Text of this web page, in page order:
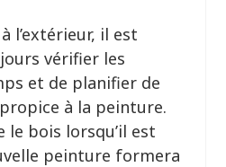
l’extérieur, il est
vérifier les
et de planifier de
à la peinture.
le bois lorsqu’il est
peinture formera